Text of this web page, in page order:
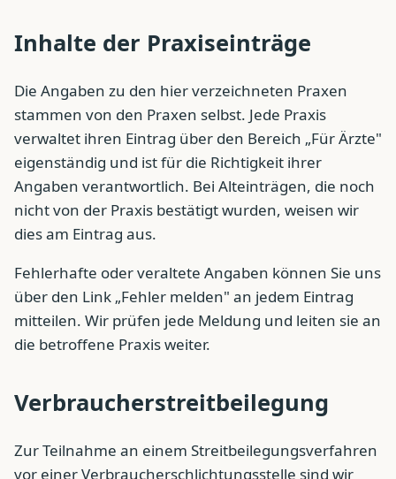
Inhalte der Praxiseinträge
Die Angaben zu den hier verzeichneten Praxen
stammen von den Praxen selbst. Jede Praxis
verwaltet ihren Eintrag über den Bereich „Für Ärzte"
eigenständig und ist für die Richtigkeit ihrer
Angaben verantwortlich. Bei Alteinträgen, die noch
nicht von der Praxis bestätigt wurden, weisen wir
dies am Eintrag aus.
Fehlerhafte oder veraltete Angaben können Sie uns
über den Link „Fehler melden" an jedem Eintrag
mitteilen. Wir prüfen jede Meldung und leiten sie an
die betroffene Praxis weiter.
Verbraucherstreitbeilegung
Zur Teilnahme an einem Streitbeilegungsverfahren
vor einer Verbraucherschlichtungsstelle sind wir